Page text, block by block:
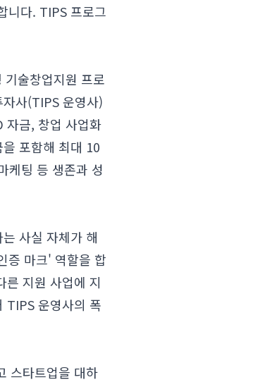
니다. TIPS 프로그
술창업지원 프로
사(TIPS 운영사)
자금, 창업 사업화
포함해 최대 10
케팅 등 생존과 성
사실 자체가 해
증 마크' 역할을 합
른 지원 사업에 지
TIPS 운영사의 폭
스타트업을 대하